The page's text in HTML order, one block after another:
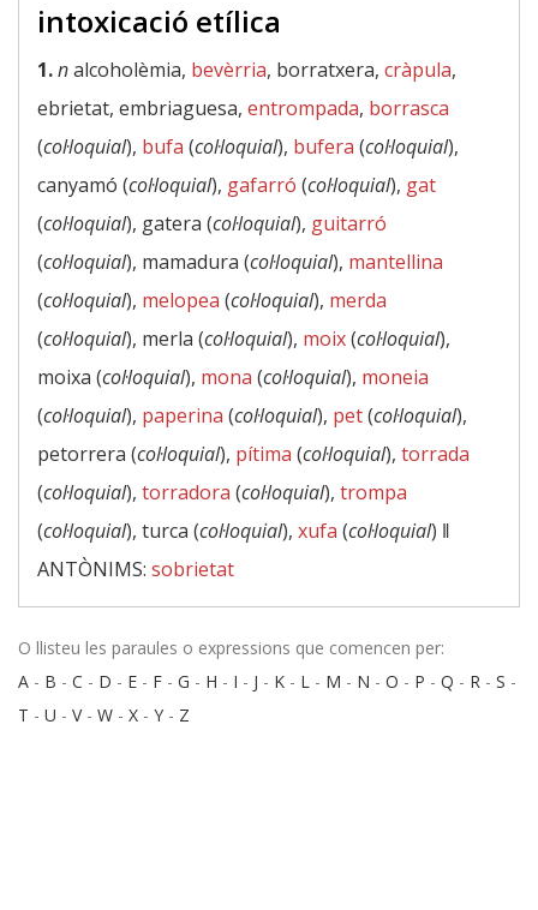
intoxicació etílica
1.nalcoholèmia, bevèrria, borratxera, cràpula,
ebrietat, embriaguesa, entrompada, borrasca
(col·loquial), bufa (col·loquial), bufera (col·loquial),
canyamó (col·loquial), gafarró (col·loquial), gat
(col·loquial), gatera (col·loquial), guitarró
(col·loquial), mamadura (col·loquial), mantellina
(col·loquial), melopea (col·loquial), merda
(col·loquial), merla (col·loquial), moix(col·loquial),
moixa (col·loquial), mona (col·loquial), moneia
(col·loquial), paperina (col·loquial), pet(col·loquial),
petorrera (col·loquial), pítima (col·loquial), torrada
(col·loquial), torradora (col·loquial), trompa
(col·loquial), turca (col·loquial), xufa (col·loquial) ‖
ANTÒNIMS: sobrietat
O llisteu les paraules o expressions que comencen per:
A - B - C - D - E - F - G - H - I - J - K - L - M - N - O - P - Q - R - S -
T - U - V- W - X - Y - Z